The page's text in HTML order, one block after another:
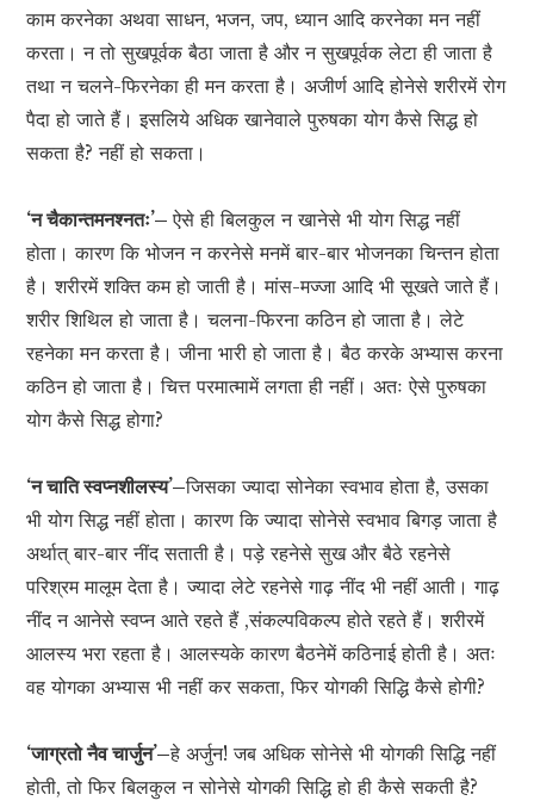
काम करनेका अथवा साधन, भजन, जप, ध्यान आदि करनेका मन नहीं
करता। न तो सुखपूर्वक बैठा जाता है और न सुखपूर्वक लेटा ही जाता है
तथा न चलने-फिरनेका ही मन करता है। अजीर्ण आदि होनेसे शरीरमें रोग
पैदा हो जाते हैं। इसलिये अधिक खानेवाले पुरुषका योग कैसे सिद्ध हो
सकता है? नहीं हो सकता।
‘न चैकान्तमनश्नतः’–ऐसे ही बिलकुल न खानेसे भी योग सिद्ध नहीं
होता। कारण कि भोजन न करनेसे मनमें बार-बार भोजनका चिन्तन होता
है। शरीरमें शक्ति कम हो जाती है। मांस-मज्जा आदि भी सूखते जाते हैं।
शरीर शिथिल हो जाता है। चलना-फिरना कठिन हो जाता है। लेटे
रहनेका मन करता है। जीना भारी हो जाता है। बैठ करके अभ्यास करना
कठिन हो जाता है। चित्त परमात्मामें लगता ही नहीं। अतः ऐसे पुरुषका
योग कैसे सिद्ध होगा?
‘न चाति स्वप्नशीलस्य’–जिसका ज्यादा सोनेका स्वभाव होता है, उसका
भी योग सिद्ध नहीं होता। कारण कि ज्यादा सोनेसे स्वभाव बिगड़ जाता है
अर्थात् बार-बार नींद सताती है। पड़े रहनेसे सुख और बैठे रहनेसे
परिश्रम मालूम देता है। ज्यादा लेटे रहनेसे गाढ़ नींद भी नहीं आती। गाढ़
नींद न आनेसे स्वप्न आते रहते हैं ,संकल्पविकल्प होते रहते हैं। शरीरमें
आलस्य भरा रहता है। आलस्यके कारण बैठनेमें कठिनाई होती है। अतः
वह योगका अभ्यास भी नहीं कर सकता, फिर योगकी सिद्धि कैसे होगी?
‘जाग्रतो नैव चार्जुन’–हे अर्जुन! जब अधिक सोनेसे भी योगकी सिद्धि नहीं
होती, तो फिर बिलकुल न सोनेसे योगकी सिद्धि हो ही कैसे सकती है?